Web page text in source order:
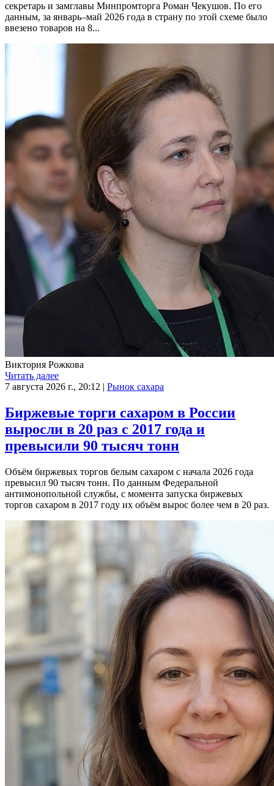
секретарь и замглавы Минпромторга Роман Чекушов. По его
данным, за январь–май 2026 года в страну по этой схеме было
ввезено товаров на 8...
Виктория Рожкова
Читать далее
7 августа 2026 г., 20:12 | Рынок сахара
Биржевые торги сахаром в России
выросли в 20 раз с 2017 года и
превысили 90 тысяч тонн
Объём биржевых торгов белым сахаром с начала 2026 года
превысил 90 тысяч тонн. По данным Федеральной
антимонопольной службы, с момента запуска биржевых
торгов сахаром в 2017 году их объём вырос более чем в 20 раз.